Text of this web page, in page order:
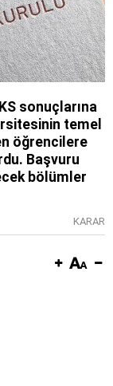
sonuçlarına
temel
öğrencilere
Başvuru
bölümler
KARAR